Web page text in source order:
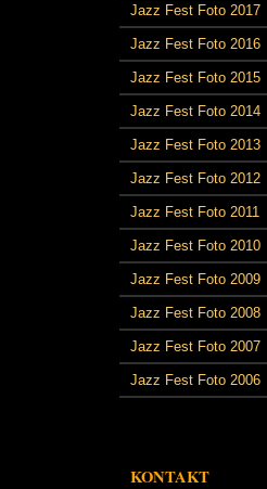
Jazz Fest Foto 2017
Jazz Fest Foto 2016
Jazz Fest Foto 2015
Jazz Fest Foto 2014
Jazz Fest Foto 2013
Jazz Fest Foto 2012
Jazz Fest Foto 2011
Jazz Fest Foto 2010
Jazz Fest Foto 2009
Jazz Fest Foto 2008
Jazz Fest Foto 2007
Jazz Fest Foto 2006
KONTAKT